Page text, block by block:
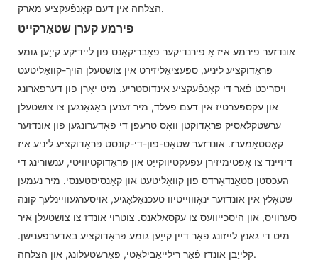
הצלחה אין דעם קאָנפֿעקציע מאַרק.
פירמע קערן שטאַרקייט
אונדזער פירמע איז אַ פירנדיקער פאַבריקאַנט פון ליידיקע קייַען גומע
פּראָדוקציע ליניע, ספּעציאַליזירט אין צושטעלן הויך-קוואַליטעט
ויסריכט פֿאַר די קאָנפֿעקציע אינדוסטריע. מיט יאָרן פון דערפאַרונג
און עקספּערטיז אין דעם פעלד, מיר זענען באַגאַנגען צו צושטעלן
ערשטקלאַסיק פּראָדוקטן וואָס טרעפן די פאָדערונגען פון אונדזער
קאַסטאַמערז. אונדזער שטאַט-פון-די-קונסט פּראָדוקציע ליניע איז
דיזיינד צו אָפּטימיזירן עפעקטיווקייַט און פּראָדוקטיוויטי, ענשורינג די
העכסטן סטאַנדאַרדס פון קוואַליטעט און קאָנסיסטענסי. מיר נעמען
שטאָלץ אין אונדזער ינאָוווייטיוו טעכנאָלאָגיע, אויסערגעוויינלעך קונה
סערוויס, און היסכייַוועס צו עקסאַלאַנס. צוטרוי אונדז צו צושטעלן איר
מיט די גאנץ לייזונג פֿאַר דיין קייַען גומע פּראָדוקציע באדערפענישן.
קלייַבן אונדז פֿאַר רילייאַבילאַטי, פאָרשטעלונג, און הצלחה.